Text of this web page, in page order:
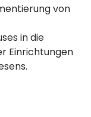
von
in die
Einrichtungen